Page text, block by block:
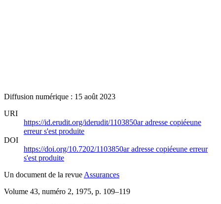
Diffusion numérique : 15 août 2023
URI
https://id.erudit.org/iderudit/1103850aradresse copiéeune
erreur s'est produite
DOI
https://doi.org/10.7202/1103850aradresse copiéeune erreur
s'est produite
Un document de la revue Assurances
Volume 43, numéro 2, 1975, p. 109–119